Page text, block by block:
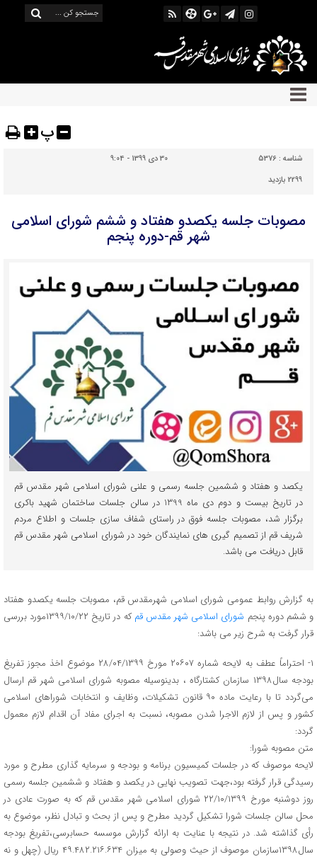
پ
شناسه : 5376
30 دی 1399 - 9:04
2299 بازدید
مصوبات جلسه یکصدو هفتاد و ششم شورای اسلامی
شهر قم-دوره پنجم
یکصد و هفتاد و ششمین جلسه رسمی و علنی شورای اسلامی شهر مقدس قم
در تاریخ بیست و دوم دی ماه 1399 در سالن جلسات ساختمان شهید باکری
برگزار شد، مصوبات جلسه فوق در راستای شفاف سازی جلسات و اطلاع مردم
شریف قم از تصمیم گیری های نمایندگان خود در شورای اسلامی شهر مقدس قم
قابل دریافت می باشد.
به گزارش روابط عمومی شورای اسلامی شهرمقدس قم، مصوبات جلسه یکصدو هفتاد
و ششم دوره پنجم شورای اسلامی شهر مقدس قم
که در تاریخ ۱۳۹۹/۱۰/۲۲مورد بررسی
قرار گرفت به شرح زیر می باشد:
۱- احتراماً عطف به لایحه شماره ۲۰۶۰۷ مورخ ۲۸/۰۴/۱۳۹۹ موضوع اخذ مجوز تفریغ
بودجه سال۱۳۹۸ سازمان کشتارگاه ، بدینوسیله مصوبه شورای اسلامی شهر قم ارسال
می‌گردد تا با رعایت ماده ۹۰ قانون تشکیلات، وظایف و انتخابات شوراهای اسلامی
کشور و پس از لازم الاجرا شدن مصوبه، نسبت به اجرای مفاد آن اقدام لازم معمول
گردد:
متن مصوبه شورا:
لایحه موصوف که در جلسات کمیسیون برنامه و بودجه و سرمایه گذاری مطرح و مورد
رسیدگی قرار گرفته بود،جهت تصویب نهایی در یکصد و هفتاد و ششمین جلسه رسمی
روز دوشنبه مورخ ۲۲/۱۰/۱۳۹۹ شورای اسلامی شهر مقدس قم که به صورت عادی در
محل سالن جلسات شورا تشکیل گردید مطرح و پس از بحث و تبادل نظر، موضوع به
رأی گذاشته شد. در نتیجه با عنایت به ارائه گزارش موسسه حسابرسی،تفریغ بودجه
سال۱۳۹۸سازمان موصوف از حیث وصولی به میزان ۴۹.۴۸۲.۲۱۶.۶۳۴ ریال (چهل و نه